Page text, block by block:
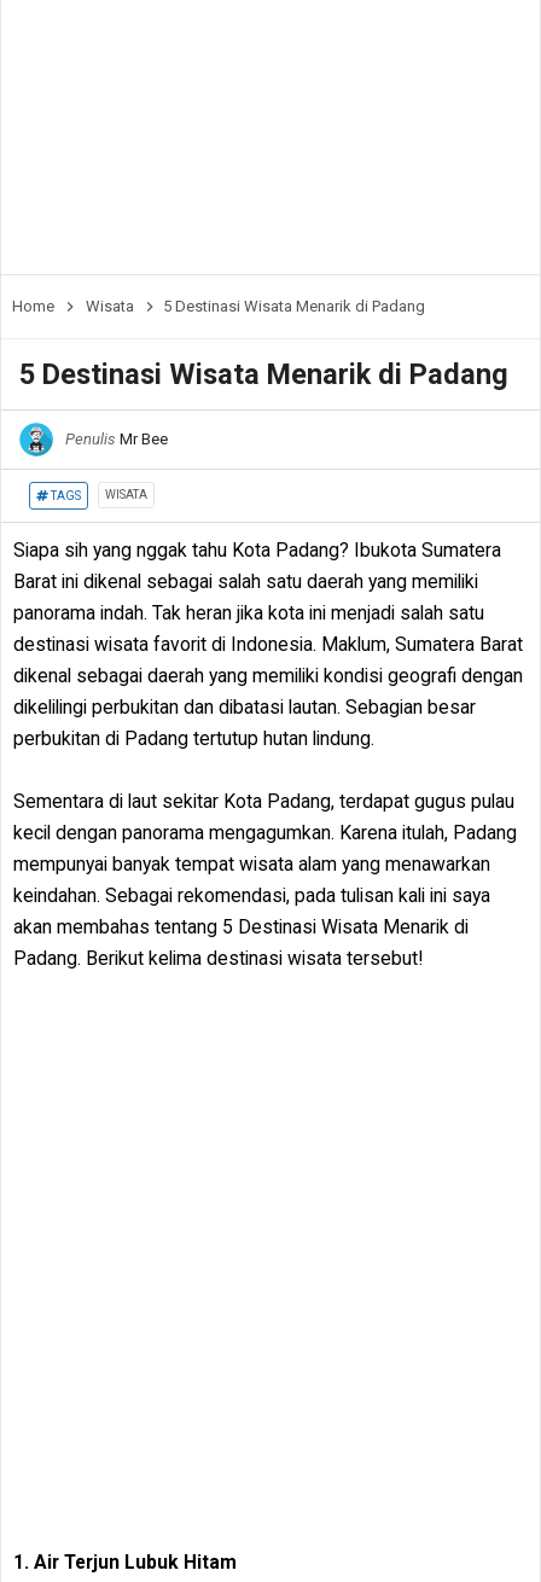
Home Wisata 5 Destinasi Wisata Menarik di Padang
5 Destinasi Wisata Menarik di Padang
Penulis Mr Bee
TAGS WISATA
Siapa sih yang nggak tahu Kota Padang? Ibukota Sumatera
Barat ini dikenal sebagai salah satu daerah yang memiliki
panorama indah. Tak heran jika kota ini menjadi salah satu
destinasi wisata favorit di Indonesia. Maklum, Sumatera Barat
dikenal sebagai daerah yang memiliki kondisi geografi dengan
dikelilingi perbukitan dan dibatasi lautan. Sebagian besar
perbukitan di Padang tertutup hutan lindung.
Sementara di laut sekitar Kota Padang, terdapat gugus pulau
kecil dengan panorama mengagumkan. Karena itulah, Padang
mempunyai banyak tempat wisata alam yang menawarkan
keindahan. Sebagai rekomendasi, pada tulisan kali ini saya
akan membahas tentang 5 Destinasi Wisata Menarik di
Padang. Berikut kelima destinasi wisata tersebut!
1. Air Terjun Lubuk Hitam